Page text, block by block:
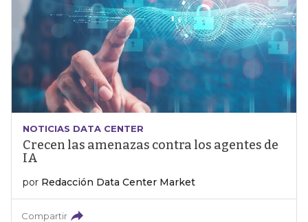
NOTICIAS DATA CENTER
Crecen las amenazas contra los agentes de
IA
por Redacción Data Center Market
Compartir